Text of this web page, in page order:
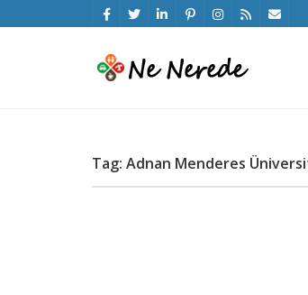
Tag: Adnan Menderes